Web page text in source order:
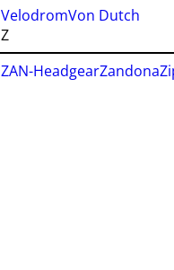
VelodromVon Dutch
Z
ZAN-HeadgearZandona